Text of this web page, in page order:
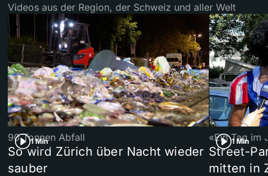
Videos aus der Region, der Schweiz und aller Welt
1 Min
90 Tonnen Abfall
So wird Zürich über Nacht wieder
sauber
1 Min
«Ein Tag im
Street-
mitten in